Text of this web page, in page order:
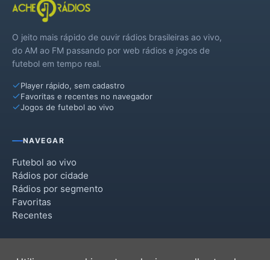
O jeito mais rápido de ouvir rádios brasileiras ao vivo,
do AM ao FM passando por web rádios e jogos de
futebol em tempo real.
Player rápido, sem cadastro
Favoritas e recentes no navegador
Jogos de futebol ao vivo
NAVEGAR
Futebol ao vivo
Rádios por cidade
Rádios por segmento
Favoritas
Recentes